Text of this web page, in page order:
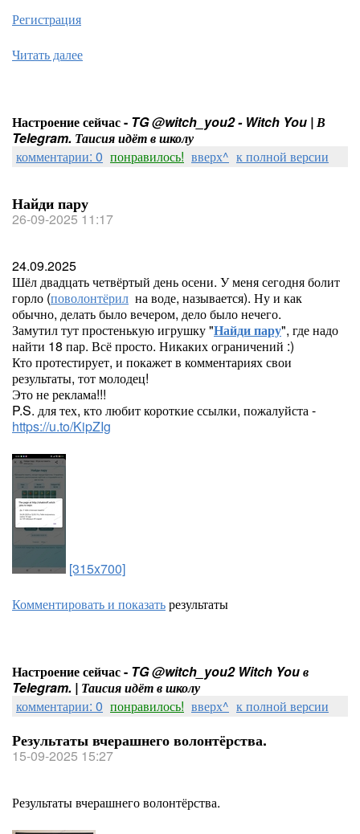
Регистрация
Читать далее
Настроение сейчас - TG @witch_you2 - Witch You | В
Telegram. Таисия идёт в школу
комментарии: 0 понравилось! вверх^ к полной версии
Найди пару
26-09-2025 11:17
24.09.2025
Шёл двадцать четвёртый день осени. У меня сегодня болит
горло (поволонтёрил на воде, называется). Ну и как
обычно, делать было вечером, дело было нечего.
Замутил тут простенькую игрушку "Найди пару", где надо
найти 18 пар. Всё просто. Никаких ограничений :)
Кто протестирует, и покажет в комментариях свои
результаты, тот молодец!
Это не реклама!!!
P.S. для тех, кто любит короткие ссылки, пожалуйста -
https://u.to/KipZIg
[315x700]
Комментировать и показатьрезультаты
Настроение сейчас - TG @witch_you2 Witch You в
Telegram. | Таисия идёт в школу
комментарии: 0 понравилось! вверх^ к полной версии
Результаты вчерашнего волонтёрства.
15-09-2025 15:27
Результаты вчерашнего волонтёрства.